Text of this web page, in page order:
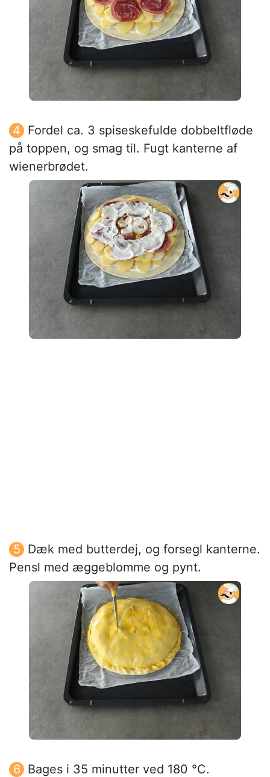
Fordel ca. 3 spiseskefulde dobbeltfløde
på toppen, og smag til. Fugt kanterne af
wienerbrødet.
Dæk med butterdej, og forsegl kanterne.
Pensl med æggeblomme og pynt.
Bages i 35 minutter ved 180 °C.